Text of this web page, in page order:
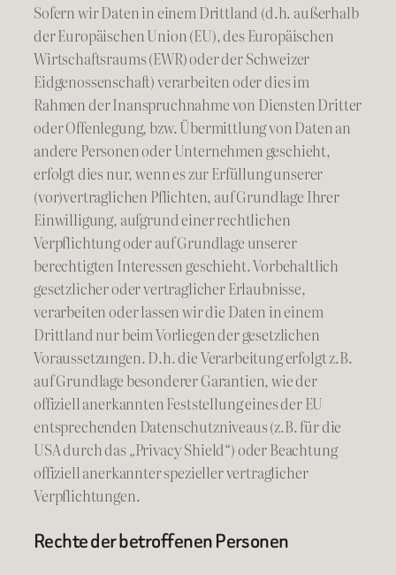
Sofern wir Daten in einem Drittland (d.h. außerhalb
der Europäischen Union (EU), des Europäischen
Wirtschaftsraums (EWR) oder der Schweizer
Eidgenossenschaft) verarbeiten oder dies im
Rahmen der Inanspruchnahme von Diensten Dritter
oder Offenlegung, bzw. Übermittlung von Daten an
andere Personen oder Unternehmen geschieht,
erfolgt dies nur, wenn es zur Erfüllung unserer
(vor)vertraglichen Pflichten, auf Grundlage Ihrer
Einwilligung, aufgrund einer rechtlichen
Verpflichtung oder auf Grundlage unserer
berechtigten Interessen geschieht. Vorbehaltlich
gesetzlicher oder vertraglicher Erlaubnisse,
verarbeiten oder lassen wir die Daten in einem
Drittland nur beim Vorliegen der gesetzlichen
Voraussetzungen. D.h. die Verarbeitung erfolgt z.B.
auf Grundlage besonderer Garantien, wie der
offiziell anerkannten Feststellung eines der EU
entsprechenden Datenschutzniveaus (z.B. für die
USA durch das „Privacy Shield“) oder Beachtung
offiziell anerkannter spezieller vertraglicher
Verpflichtungen.
Rechte der betroffenen Personen